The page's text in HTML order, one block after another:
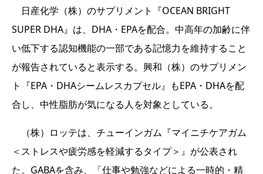
日産化学（株）のサプリメント『OCEAN BRIGHT
SUPER DHA』は、DHA・EPAを配合。中高年の加齢に伴
い低下する認知機能の一部である記憶力を維持すること
が報告されていると表示する。興和（株）のサプリメン
ト『EPA・DHAシームレスカプセル』もEPA・DHAを配
合し、中性脂肪が気になる人を対象としている。
（株）ロッテは、チューインガム『マイニチケアガム
＜ストレスや疲労感を軽減するタイプ＞』が公表され
た。GABAを含み、「仕事や勉強などによる一時的・精